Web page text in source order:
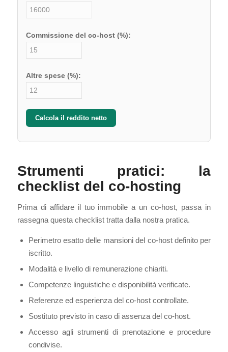
Commissione del co-host (%):
Altre spese (%):
Calcola il reddito netto
Strumenti pratici: la
checklist del co-hosting
Prima di affidare il tuo immobile a un co-host, passa in
rassegna questa checklist tratta dalla nostra pratica.
Perimetro esatto delle mansioni del co-host definito per
iscritto.
Modalità e livello di remunerazione chiariti.
Competenze linguistiche e disponibilità verificate.
Referenze ed esperienza del co-host controllate.
Sostituto previsto in caso di assenza del co-host.
Accesso agli strumenti di prenotazione e procedure
condivise.